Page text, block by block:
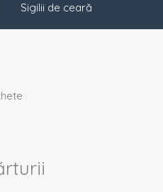
Sigilii de ceară